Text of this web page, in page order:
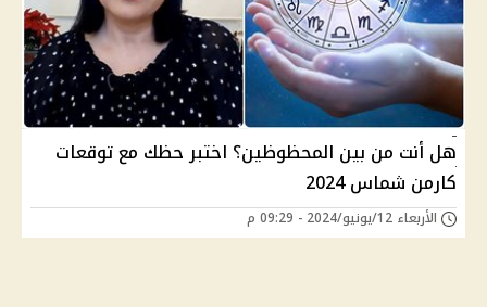
هل أنت من بين المحظوظين؟ اختبر حظك مع توقعات
كارمن شماس 2024
الأربعاء 12/يونيو/2024 - 09:29 م